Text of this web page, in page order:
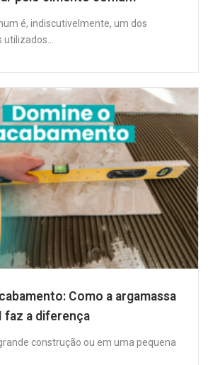
é, indiscutivelmente, um dos
Como a argamassa
faz a diferença
construção ou em uma pequena